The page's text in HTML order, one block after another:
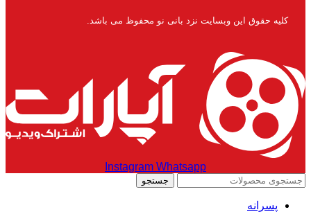
کلیه حقوق این وبسایت نزد بانی نو محفوظ می باشد.
Instagram Whatsapp
جستجو
پسرانه